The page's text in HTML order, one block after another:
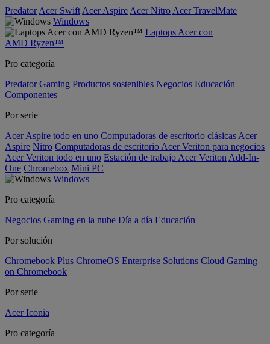
Predator Acer Swift Acer Aspire Acer Nitro Acer TravelMate
Windows
Laptops Acer con
AMD Ryzen™
Pro categoría
Predator Gaming Productos sostenibles Negocios Educación
Componentes
Por serie
Acer Aspire todo en uno Computadoras de escritorio clásicas Acer
Aspire Nitro Computadoras de escritorio Acer Veriton para negocios
Acer Veriton todo en uno Estación de trabajo Acer Veriton Add-In-
One Chromebox Mini PC
Windows
Pro categoría
Negocios Gaming en la nube Día a día Educación
Por solución
Chromebook Plus ChromeOS Enterprise Solutions Cloud Gaming
on Chromebook
Por serie
Acer Iconia
Pro categoría